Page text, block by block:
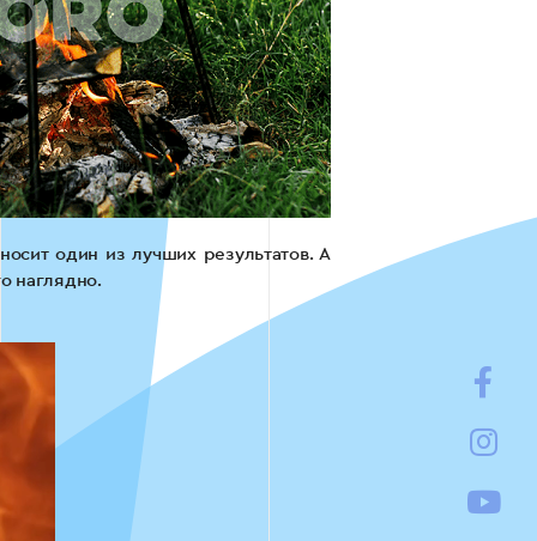
один из лучших результатов. А
наглядно.